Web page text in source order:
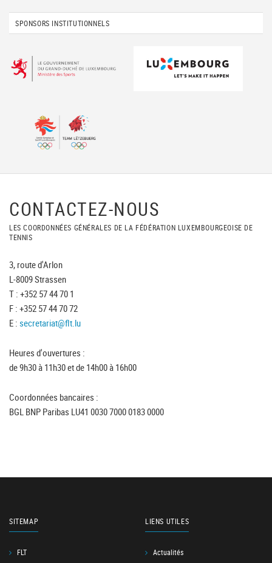
SPONSORS INSTITUTIONNELS
CONTACTEZ-NOUS
LES COORDONNÉES GÉNÉRALES DE LA FÉDÉRATION LUXEMBOURGEOISE DE
TENNIS
3, route d'Arlon
L-8009 Strassen
T : +352 57 44 70 1
F : +352 57 44 70 72
E : secretariat@flt.lu
Heures d'ouvertures :
de 9h30 à 11h30 et de 14h00 à 16h00
Coordonnées bancaires :
BGL BNP Paribas LU41 0030 7000 0183 0000
SITEMAP
FLT
LIENS UTILES
Actualités